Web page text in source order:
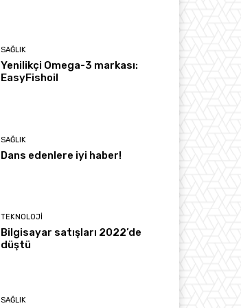
SAĞLIK
Yenilikçi Omega-3 markası:
EasyFishoil
SAĞLIK
Dans edenlere iyi haber!
TEKNOLOJI
Bilgisayar satışları 2022’de
düştü
SAĞLIK